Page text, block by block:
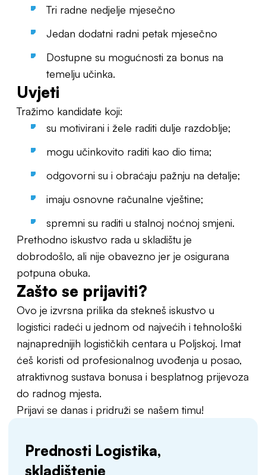
Tri radne nedjelje mjesečno
Jedan dodatni radni petak mjesečno
Dostupne su mogućnosti za bonus na
temelju učinka.
Uvjeti
Tražimo kandidate koji:
su motivirani i žele raditi dulje razdoblje;
mogu učinkovito raditi kao dio tima;
odgovorni su i obraćaju pažnju na detalje;
imaju osnovne računalne vještine;
spremni su raditi u stalnoj noćnoj smjeni.
Prethodno iskustvo rada u skladištu je
dobrodošlo, ali nije obavezno jer je osigurana
potpuna obuka.
Zašto se prijaviti?
Ovo je izvrsna prilika da stekneš iskustvo u
logistici radeći u jednom od najvećih i tehnološki
najnaprednijih logističkih centara u Poljskoj. Imat
ćeš koristi od profesionalnog uvođenja u posao,
atraktivnog sustava bonusa i besplatnog prijevoza
do radnog mjesta.
Prijavi se danas i pridruži se našem timu!
Prednosti Logistika,
skladištenje